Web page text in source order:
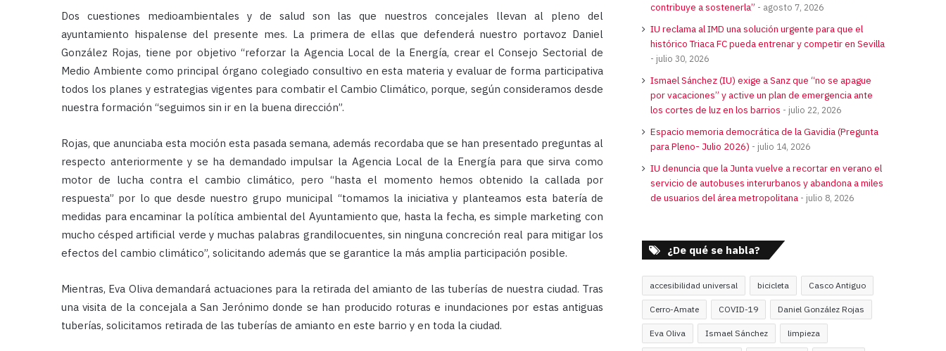
Dos cuestiones medioambientales y de salud son las que nuestros concejales llevan al pleno del
ayuntamiento hispalense del presente mes. La primera de ellas que defenderá nuestro portavoz Daniel
González Rojas, tiene por objetivo “reforzar la Agencia Local de la Energía, crear el Consejo Sectorial de
Medio Ambiente como principal órgano colegiado consultivo en esta materia y evaluar de forma participativa
todos los planes y estrategias vigentes para combatir el Cambio Climático, porque, según consideramos desde
nuestra formación “seguimos sin ir en la buena dirección”.
Rojas, que anunciaba esta moción esta pasada semana, además recordaba que se han presentado preguntas al
respecto anteriormente y se ha demandado impulsar la Agencia Local de la Energía para que sirva como
motor de lucha contra el cambio climático, pero “hasta el momento hemos obtenido la callada por
respuesta” por lo que desde nuestro grupo municipal “tomamos la iniciativa y planteamos esta batería de
medidas para encaminar la política ambiental del Ayuntamiento que, hasta la fecha, es simple marketing con
mucho césped artificial verde y muchas palabras grandilocuentes, sin ninguna concreción real para mitigar los
efectos del cambio climático”, solicitando además que se garantice la más amplia participación posible.
Mientras, Eva Oliva demandará actuaciones para la retirada del amianto de las tuberías de nuestra ciudad. Tras
una visita de la concejala a San Jerónimo donde se han producido roturas e inundaciones por estas antiguas
tuberías, solicitamos retirada de las tuberías de amianto en este barrio y en toda la ciudad.
contribuye a sostenerla”
agosto 7, 2026
IU reclama al IMD una solución urgente para que el
histórico Triaca FC pueda entrenar y competir en Sevilla
julio 30, 2026
Ismael Sánchez (IU) exige a Sanz que “no se apague
por vacaciones” y active un plan de emergencia ante
los cortes de luz en los barrios
julio 22, 2026
Espacio memoria democrática de la Gavidia (Pregunta
para Pleno- Julio 2026)
julio 14, 2026
IU denuncia que la Junta vuelve a recortar en verano el
servicio de autobuses interurbanos y abandona a miles
de usuarios del área metropolitana
julio 8, 2026
¿De qué se habla?
accesibilidad universal bicicleta Casco Antiguo
Cerro-Amate COVID-19 Daniel González Rojas
Eva Oliva Ismael Sánchez limpieza